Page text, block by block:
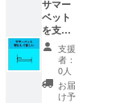
す ＊備
考欄に
看板に
記載し
たいお
名前を
記入し
てくだ
【中】
サイズ
でお名
前を記
載させ
ていた
だきま
す ＊備
サマー
ベット
を支援
金で買
わさせ
て頂き
ます。
店内に
支援
者：
0人
お届
け予